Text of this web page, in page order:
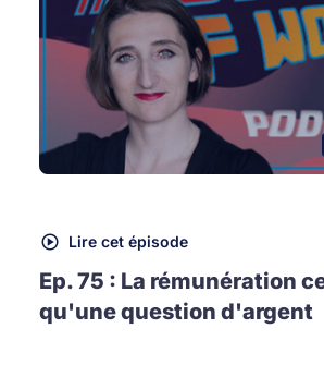
Lire cet épisode
Ep. 75 : La rémunération
qu'une question d'argent